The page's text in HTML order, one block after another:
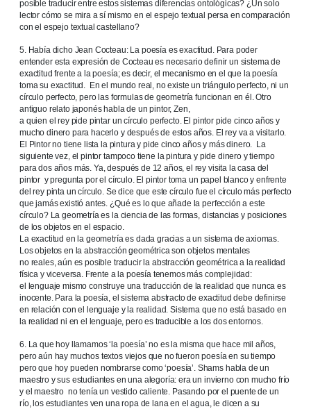
posible traducir entre estos sistemas diferencias ontológicas? ¿Un solo
lector cómo se mira a sí mismo en el espejo textual persa en comparación
con el espejo textual castellano?
5. Había dicho Jean Cocteau: La poesía es exactitud. Para poder
entender esta expresión de Cocteau es necesario definir un sistema de
exactitud frente a la poesía; es decir, el mecanismo en el que la poesía
toma su exactitud. En el mundo real, no existe un triángulo perfecto, ni un
círculo perfecto, pero las formulas de geometría funcionan en él. Otro
antiguo relato japonés habla de un pintor, Zen,
a quien el rey pide pintar un círculo perfecto. El pintor pide cinco años y
mucho dinero para hacerlo y después de estos años. El rey va a visitarlo.
El Pintor no tiene lista la pintura y pide cinco años y más dinero. La
siguiente vez, el pintor tampoco tiene la pintura y pide dinero y tiempo
para dos años más. Ya, después de 12 años, el rey visita la casa del
pintor y pregunta por el círculo. El pintor toma un papel blanco y enfrente
del rey pinta un círculo. Se dice que este círculo fue el círculo más perfecto
que jamás existió antes. ¿Qué es lo que añade la perfección a este
círculo? La geometría es la ciencia de las formas, distancias y posiciones
de los objetos en el espacio.
La exactitud en la geometría es dada gracias a un sistema de axiomas.
Los objetos en la abstracción geométrica son objetos mentales
no reales, aún es posible traducir la abstracción geométrica a la realidad
física y viceversa. Frente a la poesía tenemos más complejidad:
el lenguaje mismo construye una traducción de la realidad que nunca es
inocente. Para la poesía, el sistema abstracto de exactitud debe definirse
en relación con el lenguaje y la realidad. Sistema que no está basado en
la realidad ni en el lenguaje, pero es traducible a los dos entornos.
6. La que hoy llamamos ‘la poesía’ no es la misma que hace mil años,
pero aún hay muchos textos viejos que no fueron poesía en su tiempo
pero que hoy pueden nombrarse como ‘poesía’. Shams habla de un
maestro y sus estudiantes en una alegoría: era un invierno con mucho frío
y el maestro no tenía un vestido caliente. Pasando por el puente de un
río, los estudiantes ven una ropa de lana en el agua, le dicen a su